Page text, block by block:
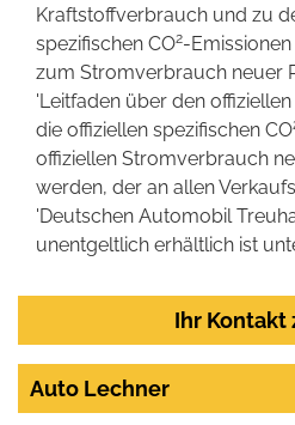
Kraftstoffverbrauch und zu
spezifischen CO2-
zum Stromverbrauch neuer
'Leitfaden über den
die offiziellen spezifischen CO
offiziellen Stromverbrauch
werden, der an allen
'Deutschen Automobil
unentgeltlich erhältlich ist
Ihr Kontakt
Auto Lechner